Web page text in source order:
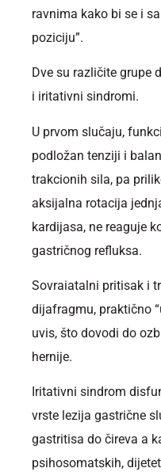
ravnima kako bi se i
poziciju”.
Dve su različite grupe
i iritativni sindromi.
U prvom slučaju,
podložan tenziji i
trakcionih sila, pa
aksijalna rotacija
kardijasa, ne reaguje
gastričnog refluksa.
Sovraiatalni pritisak i
dijafragmu, praktično
uvis, što dovodi do
hernije.
Iritativni sindrom
vrste lezija gastrične
gastritisa do čireva a
psihosomatskih,